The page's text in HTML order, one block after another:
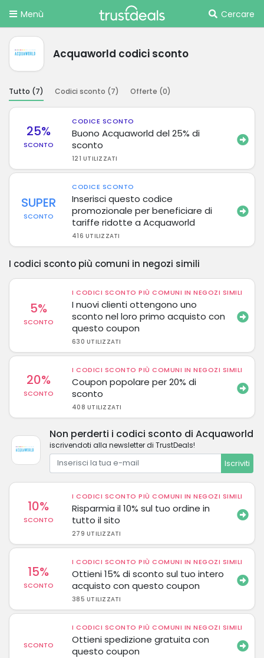
Menù Cercare
Acquaworld codici sconto
Tutto (7) Codici sconto (7) Offerte (0)
25%
SCONTO
CODICE SCONTO
Buono Acquaworld del 25% di
sconto
121 UTILIZZATI
SUPER
SCONTO
CODICE SCONTO
Inserisci questo codice
promozionale per beneficiare di
tariffe ridotte a Acquaworld
416 UTILIZZATI
I codici sconto più comuni in negozi simili
5%
SCONTO
I CODICI SCONTO PIÙ COMUNI IN NEGOZI SIMILI
I nuovi clienti ottengono uno
sconto nel loro primo acquisto con
questo coupon
630 UTILIZZATI
20%
SCONTO
I CODICI SCONTO PIÙ COMUNI IN NEGOZI SIMILI
Coupon popolare per 20% di
sconto
408 UTILIZZATI
Non perderti i codici sconto di Acquaworld
iscrivendoti alla newsletter di TrustDeals!
Iscriviti
10%
SCONTO
I CODICI SCONTO PIÙ COMUNI IN NEGOZI SIMILI
Risparmia il 10% sul tuo ordine in
tutto il sito
279 UTILIZZATI
15%
SCONTO
I CODICI SCONTO PIÙ COMUNI IN NEGOZI SIMILI
Ottieni 15% di sconto sul tuo intero
acquisto con questo coupon
385 UTILIZZATI
SCONTO
I CODICI SCONTO PIÙ COMUNI IN NEGOZI SIMILI
Ottieni spedizione gratuita con
questo coupon